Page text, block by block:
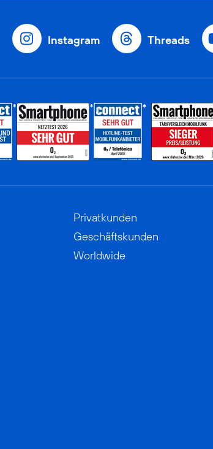
Instagram Threads
Privatkunden
Geschäftskunden
Worldwide